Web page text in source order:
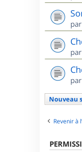
par
par
par
Nouveau
Revenir à